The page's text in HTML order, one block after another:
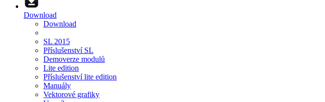
Download
Download
SL 2015
Příslušenství SL
Demoverze modulů
Lite edition
Příslušenství lite edition
Manuály
Vektorové grafiky